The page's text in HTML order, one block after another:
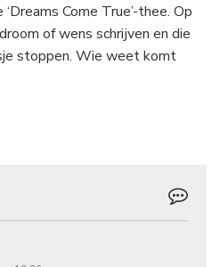
Come True’-thee. Op
of wens schrijven en die
stoppen. Wie weet komt